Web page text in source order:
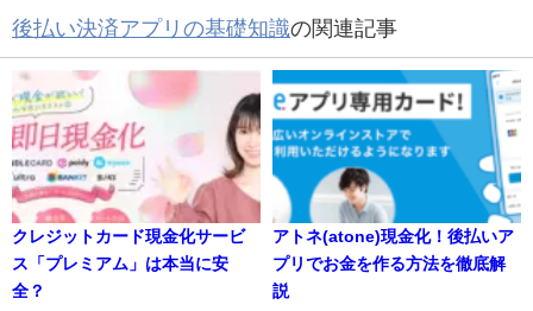
後払い決済アプリの基礎知識の関連記事
クレジットカード現金化サービ
ス「プレミアム」は本当に安
全？
アトネ(atone)現金化！後払いア
プリでお金を作る方法を徹底解
説